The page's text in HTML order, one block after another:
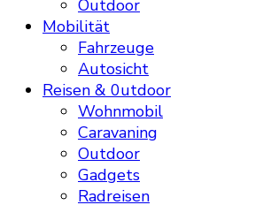
Outdoor
Mobilität
Fahrzeuge
Autosicht
Reisen & 0utdoor
Wohnmobil
Caravaning
Outdoor
Gadgets
Radreisen